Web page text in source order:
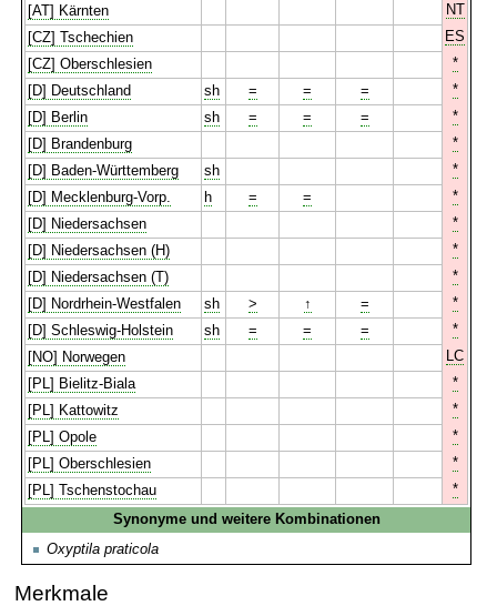
[AT] Kärnten
NT
[CZ] Tschechien
ES
[CZ] Oberschlesien
*
[D] Deutschland
sh = = =
*
[D] Berlin
sh = = =
*
[D] Brandenburg
*
[D] Baden-Württemberg
sh
*
[D] Mecklenburg-Vorp.
h = =
*
[D] Niedersachsen
*
[D] Niedersachsen (H)
*
[D] Niedersachsen (T)
*
[D] Nordrhein-Westfalen
sh > ↑ =
*
[D] Schleswig-Holstein
sh = = =
*
[NO] Norwegen
LC
[PL] Bielitz-Biala
*
[PL] Kattowitz
*
[PL] Opole
*
[PL] Oberschlesien
*
[PL] Tschenstochau
*
Synonyme und weitere Kombinationen
Oxyptila praticola
Merkmale